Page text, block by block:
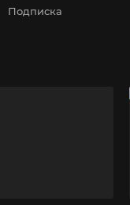
Подписка